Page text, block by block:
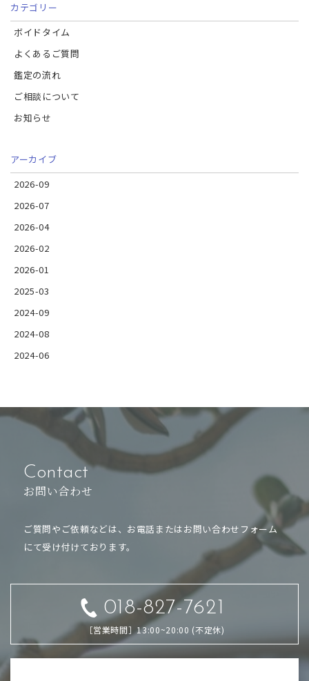
カテゴリー
ボイドタイム
よくあるご質問
鑑定の流れ
ご相談について
お知らせ
アーカイブ
2026-09
2026-07
2026-04
2026-02
2026-01
2025-03
2024-09
2024-08
2024-06
Contact
お問い合わせ
ご質問やご依頼などは、お電話またはお問い合わせフォーム
にて受け付けております。
018-827-7621
［営業時間］13:00~20:00 (不定休)